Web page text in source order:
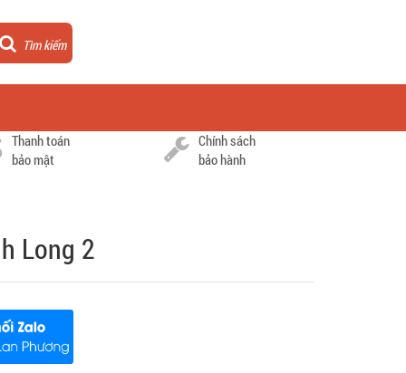
Tìm kiếm
Thanh toán
bảo mật
Chính sách
bảo hành
Long 2